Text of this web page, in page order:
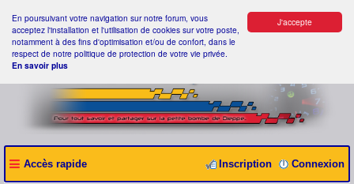
J'accepte
En poursuivant votre navigation sur notre forum, vous
acceptez l'installation et l'utilisation de cookies sur votre poste,
notamment à des fins d'optimisation et/ou de confort, dans le
respect de notre politique de protection de votre vie privée.
En savoir plus
Accès rapide Connexion
Inscription